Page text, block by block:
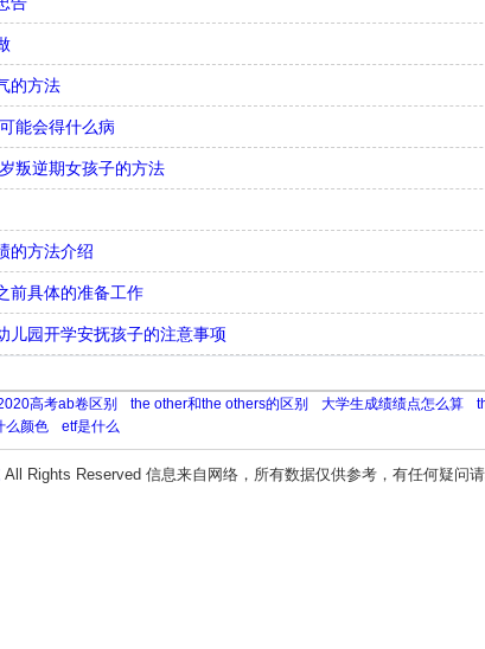
的方法
能会得什么病
叛逆期女孩子的方法
的方法介绍
前具体的准备工作
儿园开学安抚孩子的注意事项
高考ab卷区别 the other和the others的区别 大学生成绩绩点怎么算
么颜色 etf是什么
All Rights Reserved 信息来自网络，所有数据仅供参考，有任何疑问